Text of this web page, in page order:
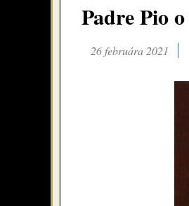
Padre Pio
26 februára 2021